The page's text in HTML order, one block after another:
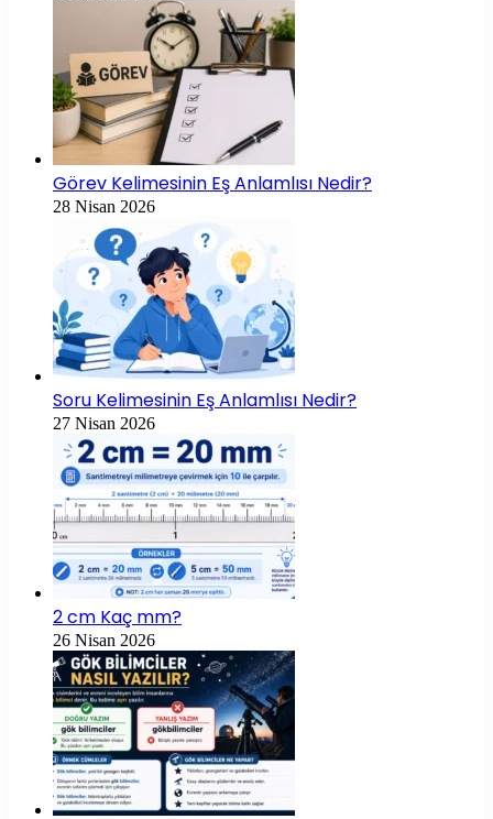
Görev Kelimesinin Eş Anlamlısı Nedir?
28 Nisan 2026
Soru Kelimesinin Eş Anlamlısı Nedir?
27 Nisan 2026
2 cm Kaç mm?
26 Nisan 2026